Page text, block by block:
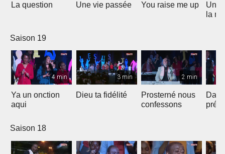
La question Une vie passée You raise me up
Une
la
Saison 19
4 min
Ya un onction
aqui
3 min
Dieu ta fidélité
2 min
Prosterné nous
confessons
Saison 18